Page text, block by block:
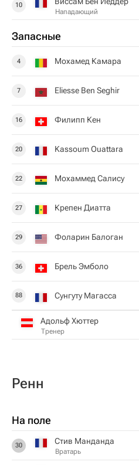
10
Нападающий
Запасные
4 Мохамед Камара
7 Eliesse Ben Seghir
16 Филипп Кен
20 Kassoum Ouattara
22 Мохаммед Салису
27 Крепен Диатта
29 Фоларин Балоган
36 Брель Эмболо
88 Сунгуту Магасса
Адольф Хюттер
Тренер
Ренн
На поле
30 Стив Манданда
Вратарь